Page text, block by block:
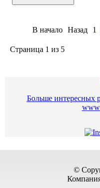
В начало Назад 1
Страница 1 из 5
Больше интересных
©